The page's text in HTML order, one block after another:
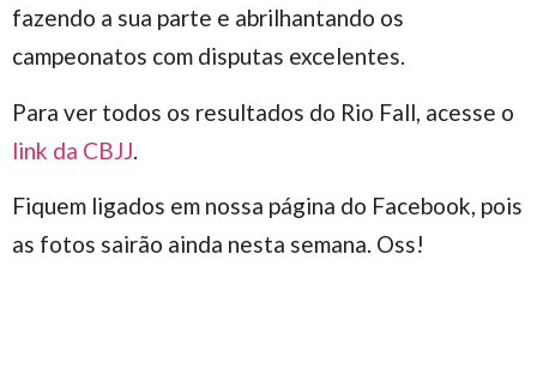
fazendo a sua parte e abrilhantando os
campeonatos com disputas excelentes.
Para ver todos os resultados do Rio Fall, acesse o
link da CBJJ.
Fiquem ligados em nossa página do Facebook, pois
as fotos sairão ainda nesta semana. Oss!